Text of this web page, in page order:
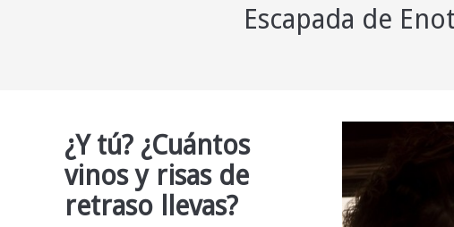
Escapada de
¿Y tú? ¿Cuántos
vinos y risas de
retraso llevas?